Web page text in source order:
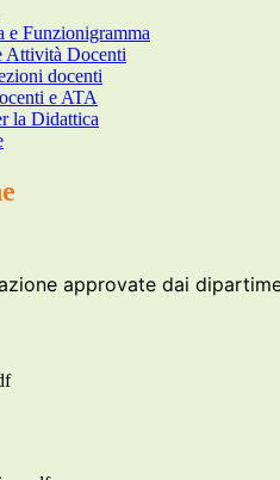
e Funzionigramma
Attività Docenti
docenti
e ATA
la Didattica
approvate dai